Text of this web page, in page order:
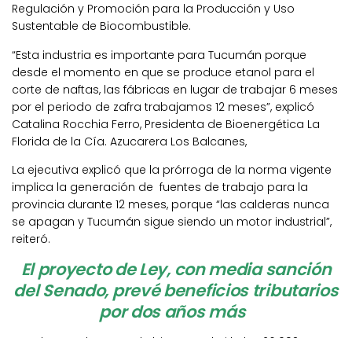
Regulación y Promoción para la Producción y Uso
Sustentable de Biocombustible.
“Esta industria es importante para Tucumán porque
desde el momento en que se produce etanol para el
corte de naftas, las fábricas en lugar de trabajar 6 meses
por el periodo de zafra trabajamos 12 meses”, explicó
Catalina Rocchia Ferro, Presidenta de Bioenergética La
Florida de la Cía. Azucarera Los Balcanes,
La ejecutiva explicó que la prórroga de la norma vigente
implica la generación de fuentes de trabajo para la
provincia durante 12 meses, porque “las calderas nunca
se apagan y Tucumán sigue siendo un motor industrial”,
reiteró.
El proyecto de Ley, con media sanción
del Senado, prevé beneficios tributarios
por dos años más